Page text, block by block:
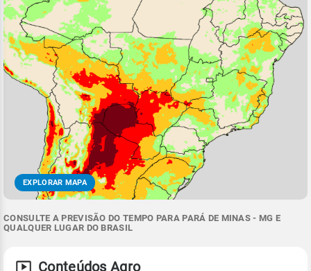
EXPLORAR MAPA
CONSULTE A PREVISÃO DO TEMPO PARA PARÁ DE MINAS - MG E
QUALQUER LUGAR DO BRASIL
Conteúdos Agro